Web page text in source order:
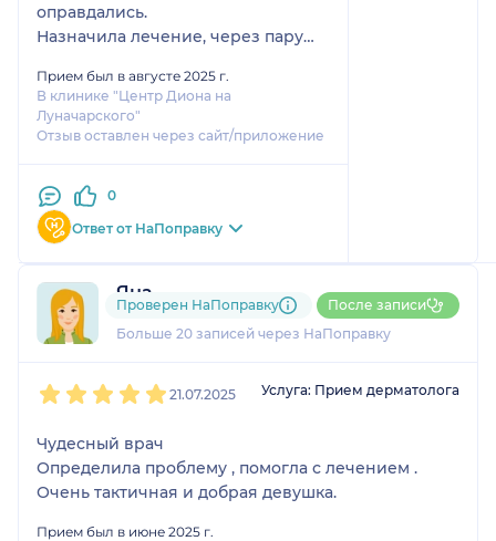
оправдались.
Назначила лечение, через пару
Большой вопрос возник с оплатой,
на сайте На поправку стоимость
консультации была 500₽, по факту
официального прайса
предоставить не смогли, у
админов просто висит какая-то
цены))
Прием был в августе 2025 г.
В клинике "Центр Диона на
Луначарского"
Отзыв оставлен через сайт/приложение
0
Ответ от НаПоправку
Яна
5 отзывов
Больше 20 записей через НаПоправку
Проверен НаПоправку После записи
21.07.2025 Услуга: Прием дерматолога
Чудесный врач
Определила проблему , помогла с лечением .
Очень тактичная и добрая девушка.
Прием был в июне 2025 г.